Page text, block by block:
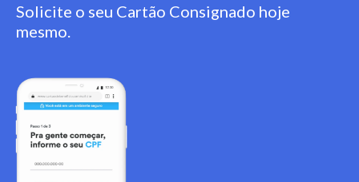
Solicite o seu Cartão Consignado hoje
mesmo.